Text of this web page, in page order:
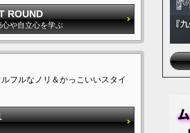
ROUND
や自立心を学ぶ
フルなノリ＆かっこいいスタイ